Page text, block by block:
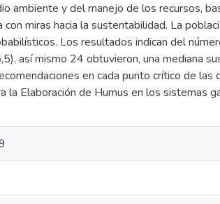
ambiente y del manejo de los recursos,
miras hacia la sustentabilidad. La
Los resultados indican del
así mismo 24 obtuvieron, una mediana
en cada punto crítico de
la Elaboración de Humus en los sistemas